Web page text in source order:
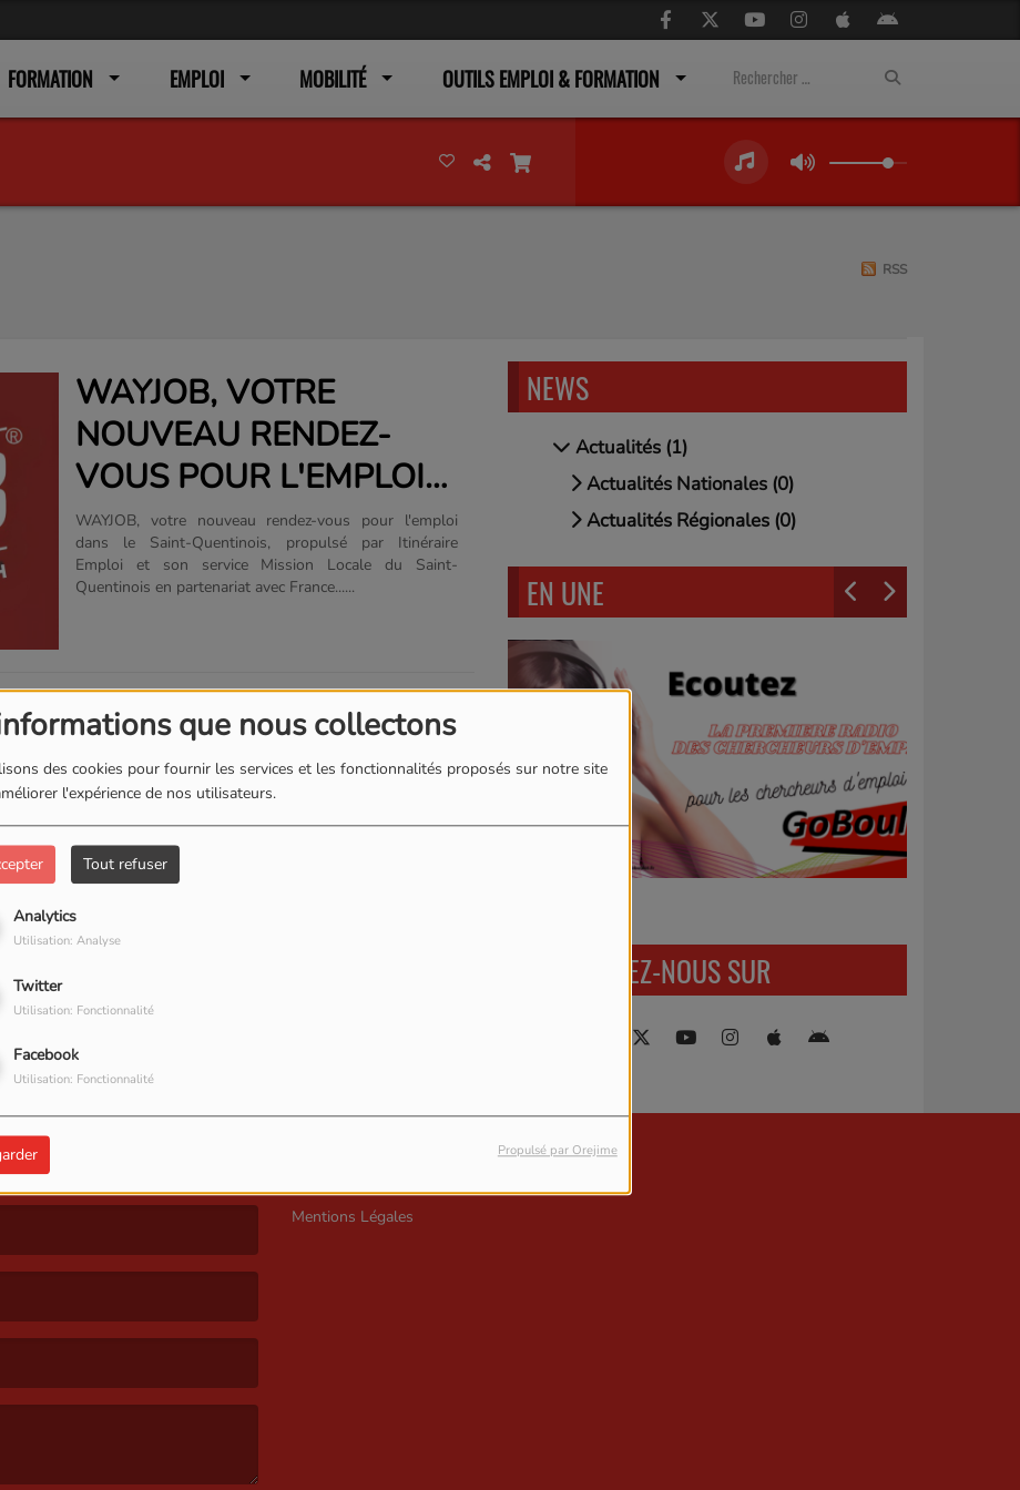
que nous collectons
des cookies pour fournir les services et les fonctionnalités proposés sur notre site
l'expérience de nos utilisateurs.
Tout refuser
Analytics
Utilisation: Analyse
Twitter
Utilisation: Fonctionnalité
Facebook
Utilisation: Fonctionnalité
Propulsé par Orejime
FORMATION EMPLOI MOBILITÉ OUTILS EMPLOI & FORMATION
RSS
WAYJOB, VOTRE
NOUVEAU RENDEZ-
VOUS POUR L'EMPLOI
DANS LE SAINT-
QUENTINOIS !
WAYJOB, votre nouveau rendez-vous pour l'emploi
dans le Saint-Quentinois, propulsé par Itinéraire
Emploi et son service Mission Locale du Saint-
Quentinois en partenariat avec France......
NEWS
Actualités (1)
Actualités Nationales (0)
Actualités Régionales (0)
EN UNE
RETROUVEZ-NOUS SUR
Mentions Légales